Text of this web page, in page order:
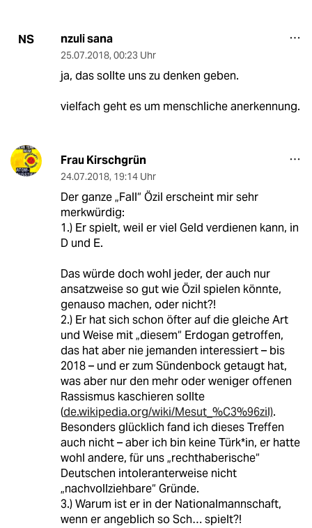
NS nzuli sana
25.07.2018, 00:23 Uhr
ja, das sollte uns zu denken geben.
vielfach geht es um menschliche anerkennung.
Frau Kirschgrün
24.07.2018, 19:14 Uhr
Der ganze „Fall“ Özil erscheint mir sehr
merkwürdig:
1.) Er spielt, weil er viel Geld verdienen kann, in
D und E.
Das würde doch wohl jeder, der auch nur
ansatzweise so gut wie Özil spielen könnte,
genauso machen, oder nicht?!
2.) Er hat sich schon öfter auf die gleiche Art
und Weise mit „diesem“ Erdogan getroffen,
das hat aber nie jemanden interessiert – bis
2018 – und er zum Sündenbock getaugt hat,
was aber nur den mehr oder weniger offenen
Rassismus kaschieren sollte
(de.wikipedia.org/wiki/Mesut_%C3%96zil).
Besonders glücklich fand ich dieses Treffen
auch nicht – aber ich bin keine Türk*in, er hatte
wohl andere, für uns „rechthaberische“
Deutschen intoleranterweise nicht
„nachvollziehbare“ Gründe.
3.) Warum ist er in der Nationalmannschaft,
wenn er angeblich so Sch… spielt?!